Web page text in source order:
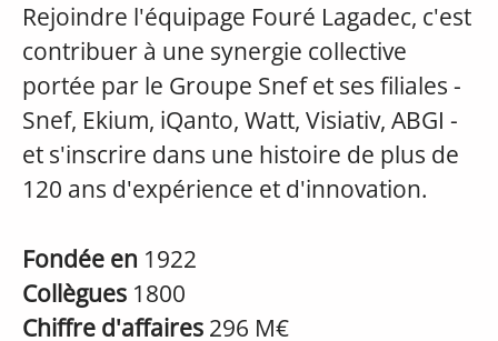
Rejoindre l'équipage Fouré Lagadec, c'est
contribuer à une synergie collective
portée par le Groupe Snef et ses filiales -
Snef, Ekium, iQanto, Watt, Visiativ, ABGI -
et s'inscrire dans une histoire de plus de
120 ans d'expérience et d'innovation.
Fondée en 1922
Collègues 1800
Chiffre d'affaires 296 M€